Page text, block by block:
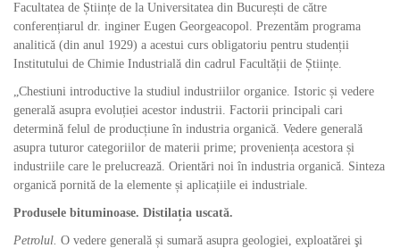
Facultatea de Științe de la Universitatea din București de către
conferențiarul dr. inginer Eugen Georgeacopol. Prezentăm programa
analitică (din anul 1929) a acestui curs obligatoriu pentru studenții
Institutului de Chimie Industrială din cadrul Facultății de Științe.
„Chestiuni introductive la studiul industriilor organice. Istoric și vedere
generală asupra evoluției acestor industrii. Factorii principali cari
determină felul de producțiune în industria organică. Vedere generală
asupra tuturor categoriilor de materii prime; proveniența acestora și
industriile care le prelucrează. Orientări noi în industria organică. Sinteza
organică pornită de la elemente și aplicațiile ei industriale.
Produsele bituminoase. Distilația uscată.
Petrolul. O vedere generală și sumară asupra geologiei, exploatărei şi